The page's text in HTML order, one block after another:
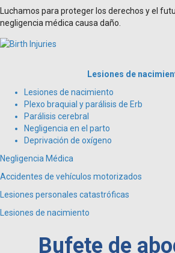
Luchamos para proteger los derechos y el
negligencia médica causa daño.
Lesiones de
Lesiones de nacimiento
Plexo braquial y parálisis de Erb
Parálisis cerebral
Negligencia en el parto
Deprivación de oxígeno
Negligencia Médica
Accidentes de vehículos motorizados
Lesiones personales catastróficas
Lesiones de nacimiento
Bufete de